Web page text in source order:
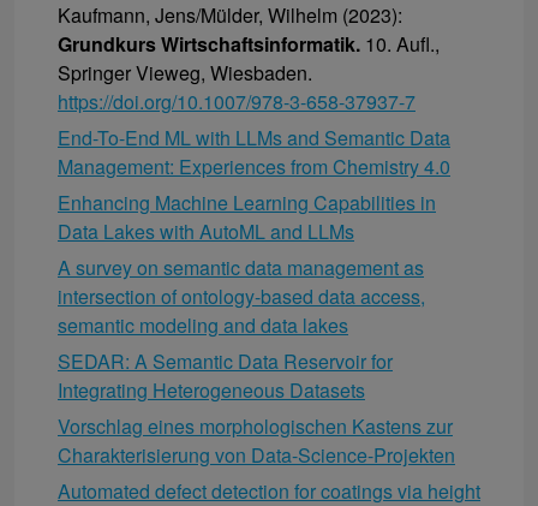
Kaufmann, Jens/Mülder, Wilhelm (2023):
Grundkurs Wirtschaftsinformatik. 10. Aufl.,
Springer Vieweg, Wiesbaden.
https://doi.org/10.1007/978-3-658-37937-7
End-To-End ML with LLMs and Semantic Data
Management: Experiences from Chemistry 4.0
Enhancing Machine Learning Capabilities in
Data Lakes with AutoML and LLMs
A survey on semantic data management as
intersection of ontology-based data access,
semantic modeling and data lakes
SEDAR: A Semantic Data Reservoir for
Integrating Heterogeneous Datasets
Vorschlag eines morphologischen Kastens zur
Charakterisierung von Data-Science-Projekten
Automated defect detection for coatings via height